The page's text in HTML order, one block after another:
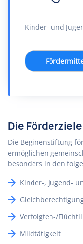
Die
Die Beginenstiftung
ermöglichen
besonders in den
Kinder-, Jugend-
Verfolgten-/
Mildtätigkeit